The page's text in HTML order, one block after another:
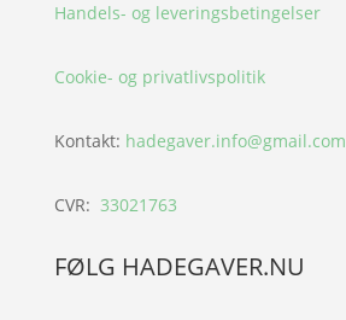
Handels- og leveringsbetingelser
Cookie- og privatlivspolitik
Kontakt: hadegaver.info@gmail.com
CVR: 33021763
FØLG HADEGAVER.NU